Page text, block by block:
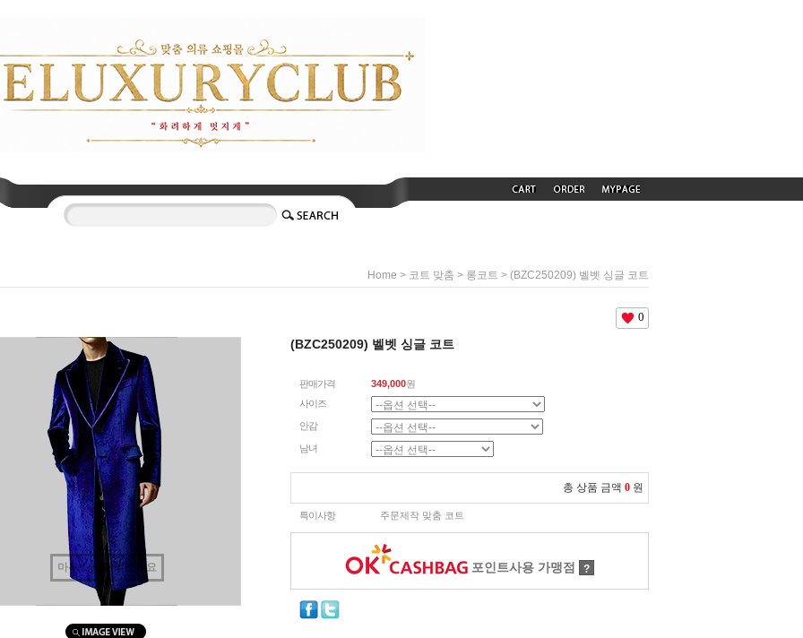
Home > 코트 맞춤 > 롱코트 > (BZC250209) 벨벳 싱글 코트
마우스를 올려보세요
0
(BZC250209) 벨벳 싱글 코트
판매가격 349,000원
사이즈
안감
남녀
총 상품 금액 0 원
특이사항 주문제작 맞춤 코트
포인트사용 가맹점 ?